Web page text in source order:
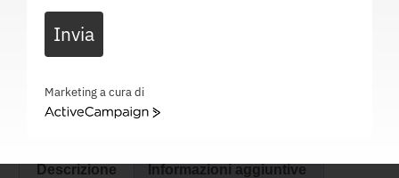
OCCHIALE LENTE NEUTRA /
ARANCIONE
OCCHIALE LENTE NEUTRA / ARANCIONE – EN166 -EN170 2C-1.2 – 06102
Descrizione Informazioni aggiuntive
Invia
Marketing a cura di
ActiveCampaign